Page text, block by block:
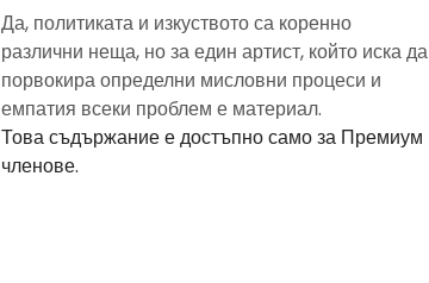
Да, политиката и изкуството са коренно
различни неща, но за един артист, който иска да
порвокира определни мисловни процеси и
емпатия всеки проблем е материал.
Това съдържание е достъпно само за Премиум
членове.